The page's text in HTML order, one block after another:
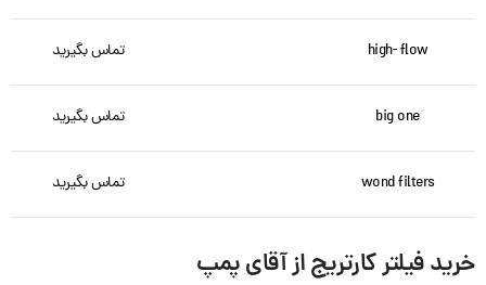
high- flow تماس بگیرید
big one تماس بگیرید
wond filters تماس بگیرید
خرید فیلتر کارتریج از آقای پمپ